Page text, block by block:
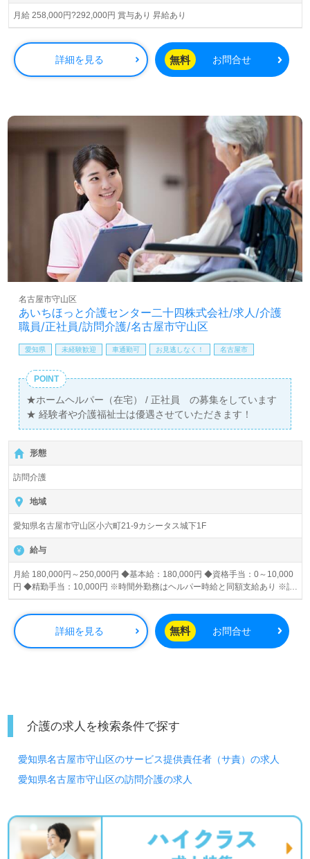
マットリタイアメント・コミュニティ」に社名が変わりま
した。 現在、全国に約290もの拠点があり、安定的な基盤
の上に各施設を運営しています。
月給 258,000円?292,000円 賞与あり 昇給あり
詳細を見る 無料 お問合せ
あいちほっと介護センター二十四株式会社/求人/介護
職員/正社員/訪問介護/名古屋市守山区
名古屋市守山区
愛知県 未経験歓迎 車通勤可 お見逃しなく！ 名古屋市
POINT
★ホームヘルパー（在宅） / 正社員 の募集をしています
★ 経験者や介護福祉士は優遇させていただきます！
形態
訪問介護
地域
愛知県名古屋市守山区小六町21-9カシータス城下1F
給与
月給 180,000円～250,000円 ◆基本給：180,000円 ◆資格手当：0～10,000
円 ◆精勤手当：10,000円 ※時間外勤務はヘルパー時給と同額支給あり ※試
用期間中の給与は資格、精勤手当以外は正規雇用と一緒である。 ※その他、
時間や勤務態度に応じて年2回支給（12月・6月）
詳細を見る 無料 お問合せ
介護の求人を検索条件で探す
愛知県名古屋市守山区のサービス提供責任者（サ責）の求人
愛知県名古屋市守山区の訪問介護の求人